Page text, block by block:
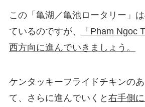
この「亀湖／亀池ロータリー」
ているのですが、
「Pham Ngoc
西方向に進んでいきましょう。
ケンタッキーフライドチキンの
て、さらに進んでいくと 右手側